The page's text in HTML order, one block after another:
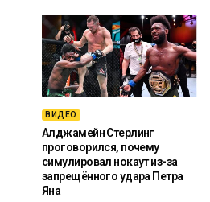
ВИДЕО
Алджамейн Стерлинг
проговорился, почему
симулировал нокаут из-за
запрещённого удара Петра
Яна